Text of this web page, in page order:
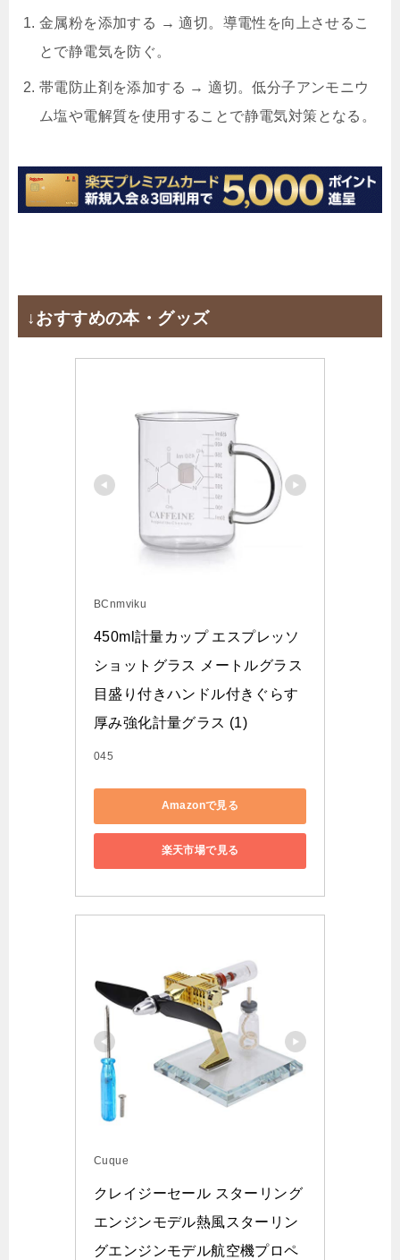
金属粉を添加する → 適切。導電性を向上させるこ
とで静電気を防ぐ。
帯電防止剤を添加する → 適切。低分子アンモニウ
ム塩や電解質を使用することで静電気対策となる。
↓おすすめの本・グッズ
BCnmviku
450ml計量カップ エスプレッソ
ショットグラス メートルグラス
目盛り付きハンドル付きぐらす
厚み強化計量グラス (1)
045
Amazonで見る
楽天市場で見る
Cuque
クレイジーセール スターリング
エンジンモデル熱風スターリン
グエンジンモデル航空機プロペ